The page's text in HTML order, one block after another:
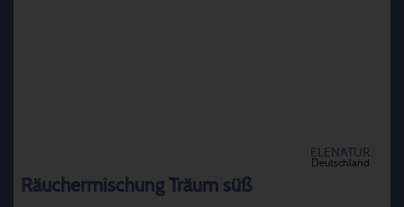
ELENATUR
Deutschland
Räuchermischung Träum süß